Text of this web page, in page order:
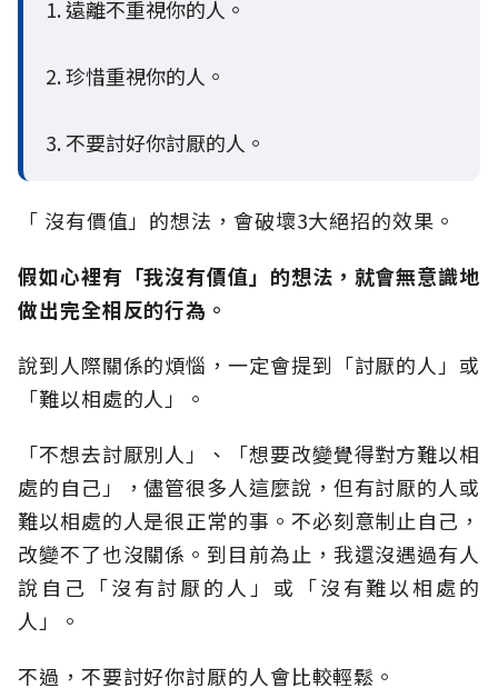
1. 遠離不重視你的人。
2. 珍惜重視你的人。
3. 不要討好你討厭的人。
「 沒有價值」的想法，會破壞3大絕招的效果。
假如心裡有「我沒有價值」的想法，就會無意識地
做出完全相反的行為。
說到人際關係的煩惱，一定會提到「討厭的人」或
「難以相處的人」。
「不想去討厭別人」、「想要改變覺得對方難以相
處的自己」，儘管很多人這麼說，但有討厭的人或
難以相處的人是很正常的事。不必刻意制止自己，
改變不了也沒關係。到目前為止，我還沒遇過有人
說自己「沒有討厭的人」或「沒有難以相處的
人」。
不過，不要討好你討厭的人會比較輕鬆。